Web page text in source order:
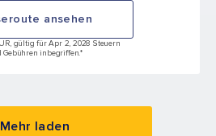
ansehen
gültig für Apr 2, 2028 Steuern
Gebühren inbegriffen.*
Mehr laden